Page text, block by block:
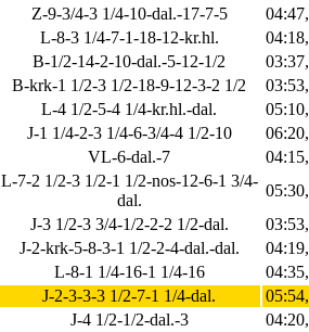
Z-9-3/4-3 1/4-10-dal.-17-7-5
L-8-3 1/4-7-1-18-12-kr.hl.
B-1/2-14-2-10-dal.-5-12-1/2
B-krk-1 1/2-3 1/2-18-9-12-3-2 1/2
L-4 1/2-5-4 1/4-kr.hl.-dal.
J-1 1/4-2-3 1/4-6-3/4-4 1/2-10
VL-6-dal.-7
L-7-2 1/2-3 1/2-1 1/2-nos-12-6-1 3/4-
dal.
J-3 1/2-3 3/4-1/2-2-2 1/2-dal.
J-2-krk-5-8-3-1 1/2-2-4-dal.-dal.
L-8-1 1/4-16-1 1/4-16
J-2-3-3-3 1/2-7-1 1/4-dal.
J-4 1/2-1/2-dal.-3